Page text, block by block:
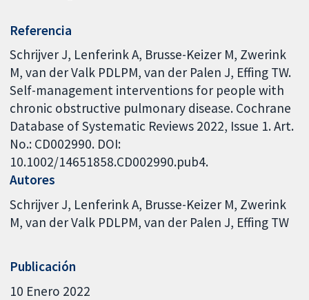
Referencia
Schrijver J, Lenferink A, Brusse-Keizer M, Zwerink
M, van der Valk PDLPM, van der Palen J, Effing TW.
Self-management interventions for people with
chronic obstructive pulmonary disease. Cochrane
Database of Systematic Reviews 2022, Issue 1. Art.
No.: CD002990. DOI:
10.1002/14651858.CD002990.pub4.
Autores
Schrijver J Lenferink A Brusse-Keizer M Zwerink
M van der Valk PDLPM van der Palen J Effing TW
Publicación
10 Enero 2022